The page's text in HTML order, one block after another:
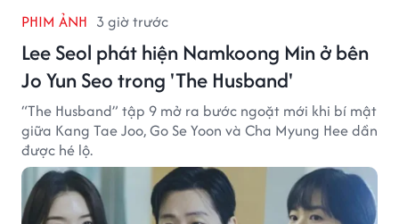
PHIM ẢNH 3 giờ trước
Lee Seol phát hiện Namkoong Min ở bên
Jo Yun Seo trong 'The Husband'
“The Husband” tập 9 mở ra bước ngoặt mới khi bí mật
giữa Kang Tae Joo, Go Se Yoon và Cha Myung Hee dần
được hé lộ.